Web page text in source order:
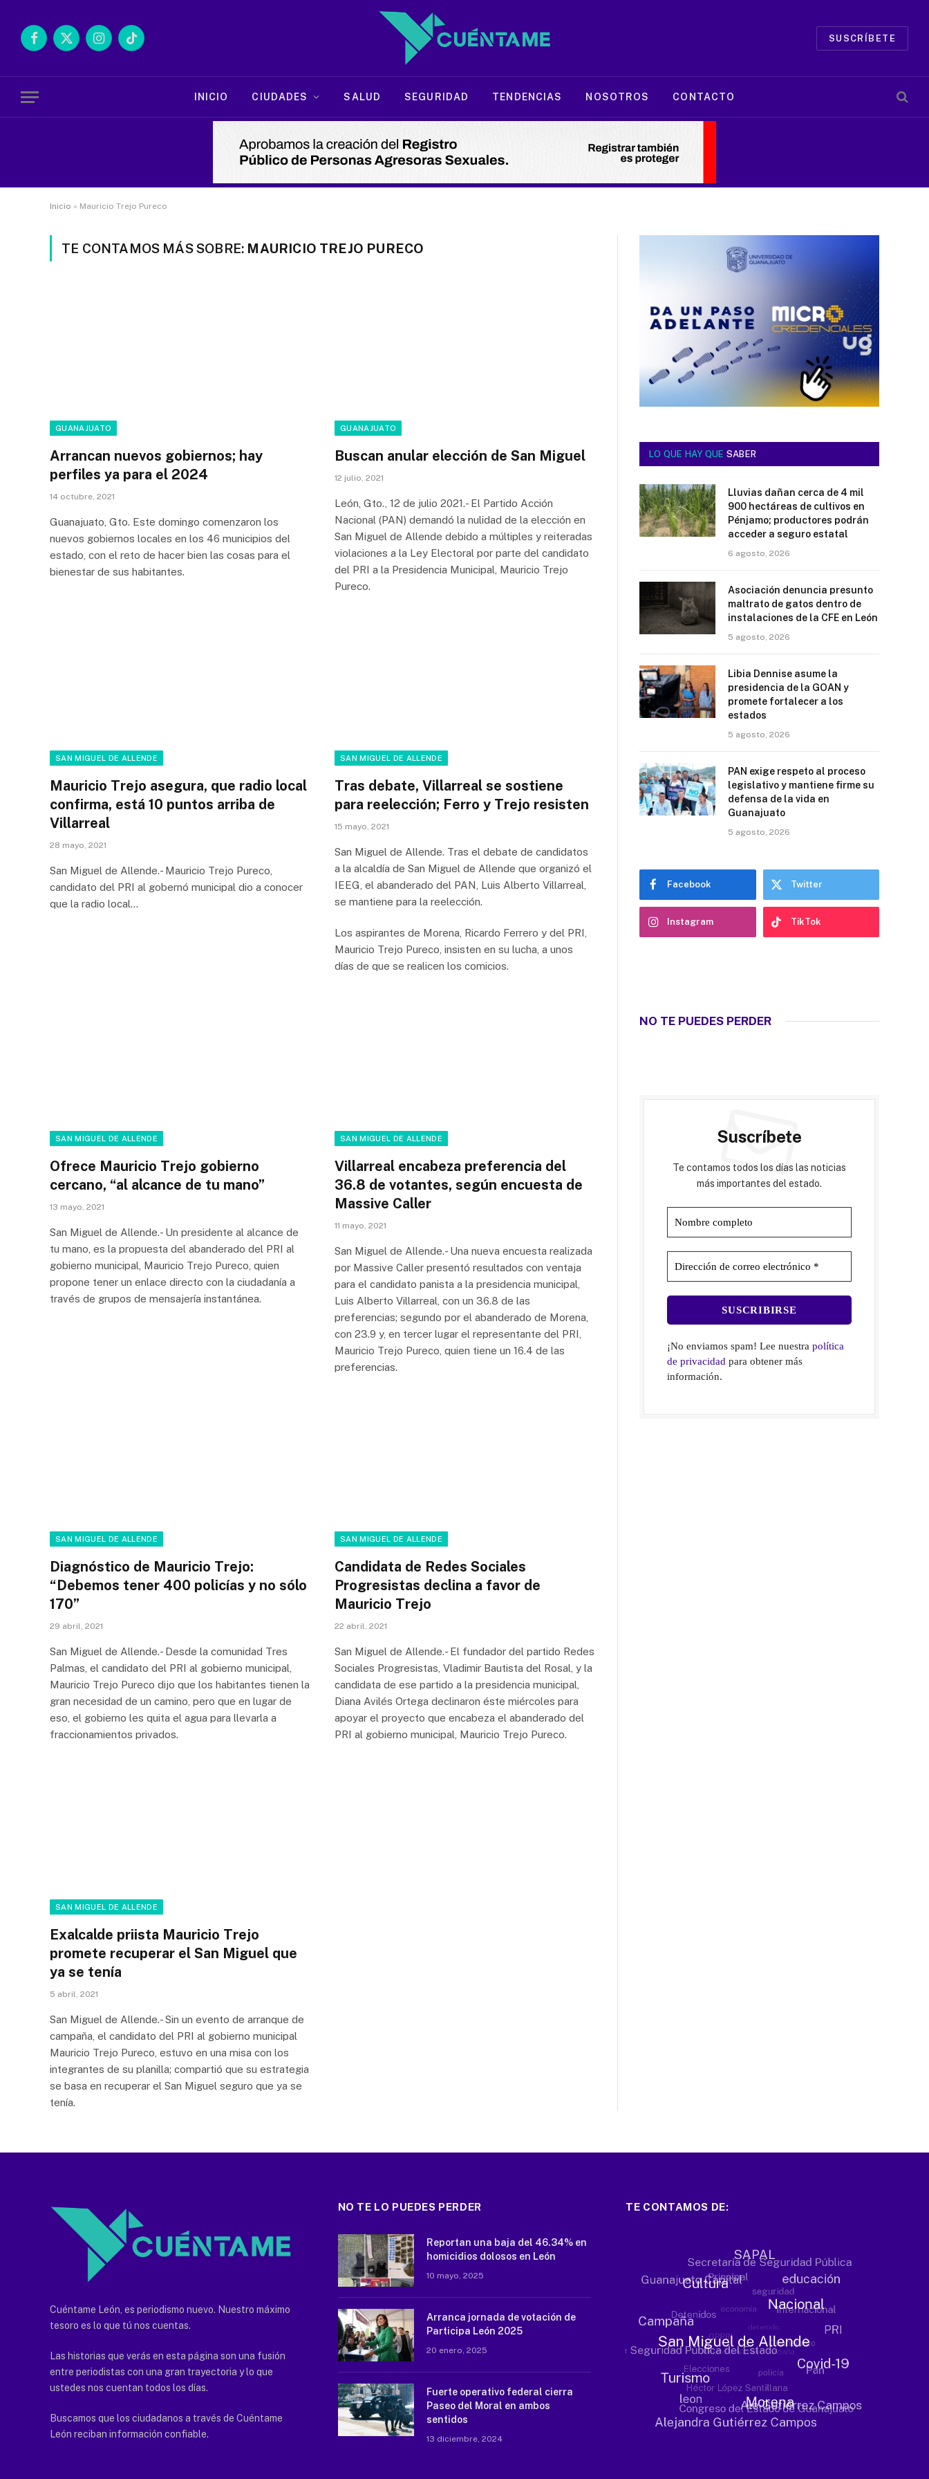
Facebook
X
InstagramTikTok
SUSCRÍBETE
INICIO CIUDADES SALUD SEGURIDAD TENDENCIAS NOSOTROS CONTACTO
Inicio » Mauricio Trejo Pureco
TE CONTAMOS MÁS SOBRE: MAURICIO TREJO PURECO
GUANAJUATO
Arrancan nuevos gobiernos; hay
perfiles ya para el 2024
14 octubre, 2021
Guanajuato, Gto. Este domingo comenzaron los
nuevos gobiernos locales en los 46 municipios del
estado, con el reto de hacer bien las cosas para el
bienestar de sus habitantes.
GUANAJUATO
Buscan anular elección de San Miguel
12 julio, 2021
León, Gto., 12 de julio 2021.- El Partido Acción
Nacional (PAN) demandó la nulidad de la elección en
San Miguel de Allende debido a múltiples y reiteradas
violaciones a la Ley Electoral por parte del candidato
del PRI a la Presidencia Municipal, Mauricio Trejo
Pureco.
SAN MIGUEL DE ALLENDE
Mauricio Trejo asegura, que radio local
confirma, está 10 puntos arriba de
Villarreal
28 mayo, 2021
San Miguel de Allende.- Mauricio Trejo Pureco,
candidato del PRI al gobernó municipal dio a conocer
que la radio local…
SAN MIGUEL DE ALLENDE
Tras debate, Villarreal se sostiene
para reelección; Ferro y Trejo resisten
15 mayo, 2021
San Miguel de Allende. Tras el debate de candidatos
a la alcaldía de San Miguel de Allende que organizó el
IEEG, el abanderado del PAN, Luis Alberto Villarreal,
se mantiene para la reelección.
Los aspirantes de Morena, Ricardo Ferrero y del PRI,
Mauricio Trejo Pureco, insisten en su lucha, a unos
días de que se realicen los comicios.
SAN MIGUEL DE ALLENDE
Ofrece Mauricio Trejo gobierno
cercano, “al alcance de tu mano”
13 mayo, 2021
San Miguel de Allende.- Un presidente al alcance de
tu mano, es la propuesta del abanderado del PRI al
gobierno municipal, Mauricio Trejo Pureco, quien
propone tener un enlace directo con la ciudadanía a
través de grupos de mensajería instantánea.
SAN MIGUEL DE ALLENDE
Villarreal encabeza preferencia del
36.8 de votantes, según encuesta de
Massive Caller
11 mayo, 2021
San Miguel de Allende.- Una nueva encuesta realizada
por Massive Caller presentó resultados con ventaja
para el candidato panista a la presidencia municipal,
Luis Alberto Villarreal, con un 36.8 de las
preferencias; segundo por el abanderado de Morena,
con 23.9 y, en tercer lugar el representante del PRI,
Mauricio Trejo Pureco, quien tiene un 16.4 de las
preferencias.
SAN MIGUEL DE ALLENDE
Diagnóstico de Mauricio Trejo:
“Debemos tener 400 policías y no sólo
170”
29 abril, 2021
San Miguel de Allende.- Desde la comunidad Tres
Palmas, el candidato del PRI al gobierno municipal,
Mauricio Trejo Pureco dijo que los habitantes tienen la
gran necesidad de un camino, pero que en lugar de
eso, el gobierno les quita el agua para llevarla a
fraccionamientos privados.
SAN MIGUEL DE ALLENDE
Candidata de Redes Sociales
Progresistas declina a favor de
Mauricio Trejo
22 abril, 2021
San Miguel de Allende.- El fundador del partido Redes
Sociales Progresistas, Vladimir Bautista del Rosal, y la
candidata de ese partido a la presidencia municipal,
Diana Avilés Ortega declinaron éste miércoles para
apoyar el proyecto que encabeza el abanderado del
PRI al gobierno municipal, Mauricio Trejo Pureco.
SAN MIGUEL DE ALLENDE
Exalcalde priista Mauricio Trejo
promete recuperar el San Miguel que
ya se tenía
5 abril, 2021
San Miguel de Allende.- Sin un evento de arranque de
campaña, el candidato del PRI al gobierno municipal
Mauricio Trejo Pureco, estuvo en una misa con los
integrantes de su planilla; compartió que su estrategia
se basa en recuperar el San Miguel seguro que ya se
tenía.
LO QUE HAY QUE SABER
Lluvias dañan cerca de 4 mil
900 hectáreas de cultivos en
Pénjamo; productores podrán
acceder a seguro estatal
6 agosto, 2026
Asociación denuncia presunto
maltrato de gatos dentro de
instalaciones de la CFE en León
5 agosto, 2026
Libia Dennise asume la
presidencia de la GOAN y
promete fortalecer a los
estados
5 agosto, 2026
PAN exige respeto al proceso
legislativo y mantiene firme su
defensa de la vida en
Guanajuato
5 agosto, 2026
Facebook Twitter
Instagram TikTok
NO TE PUEDES PERDER
Suscríbete
Te contamos todos los días las noticias
más importantes del estado.
¡No enviamos spam! Lee nuestrapolítica
de privacidad para obtener más
información.
Cuéntame León, es periodismo nuevo. Nuestro máximo
tesoro es lo que tú nos cuentas.
Las historias que verás en esta página son una fusión
entre periodistas con una gran trayectoria y lo que
ustedes nos cuentan todos los días.
Buscamos que los ciudadanos a través de Cuéntame
León reciban información confiable.
NO TE LO PUEDES PERDER
Reportan una baja del 46.34% en
homicidios dolosos en León
10 mayo, 2025
Arranca jornada de votación de
Participa León 2025
20 enero, 2025
Fuerte operativo federal cierra
Paseo del Moral en ambos
sentidos
13 diciembre, 2024
TE CONTAMOS DE: